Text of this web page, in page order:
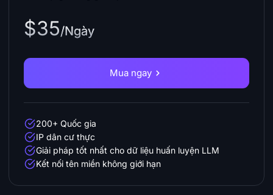
$35/Ngày
Mua ngay
200+ Quốc gia
IP dân cư thực
Giải pháp tốt nhất cho dữ liệu huấn luyện LLM
Kết nối tên miền không giới hạn